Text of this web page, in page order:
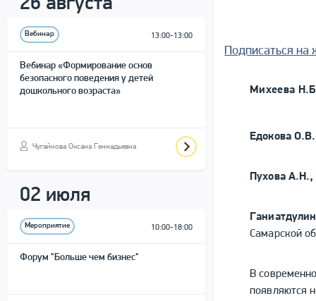
Вебинар 13:00-13:00
Вебинар «Формирование основ
безопасного поведения у детей
дошкольного возраста»
Чугайнова Оксана Геннадьевна
02 июля
Мероприятие 10:00-18:00
Форум "Больше чем бизнес"
Подписаться на
Михеева
Едокова
Пухова А.Н.,
Самарской
В
появляются